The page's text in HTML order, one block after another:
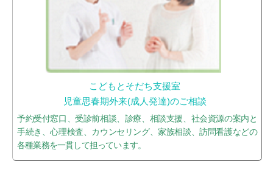
こどもとそだち支援室
児童思春期外来(成人発達)のご相談
予約受付窓口、受診前相談、診療、相談支援、社会資源の案内と
手続き、心理検査、カウンセリング、家族相談、訪問看護などの
各種業務を一貫して担っています。